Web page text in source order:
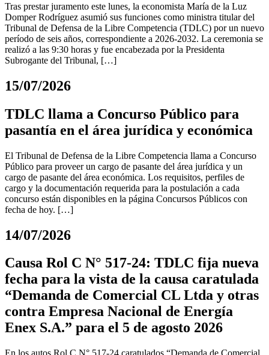
Tras prestar juramento este lunes, la economista María de la Luz
Domper Rodríguez asumió sus funciones como ministra titular del
Tribunal de Defensa de la Libre Competencia (TDLC) por un nuevo
período de seis años, correspondiente a 2026-2032. La ceremonia se
realizó a las 9:30 horas y fue encabezada por la Presidenta
Subrogante del Tribunal, […]
15/07/2026
TDLC llama a Concurso Público para
pasantía en el área jurídica y económica
El Tribunal de Defensa de la Libre Competencia llama a Concurso
Público para proveer un cargo de pasante del área jurídica y un
cargo de pasante del área económica. Los requisitos, perfiles de
cargo y la documentación requerida para la postulación a cada
concurso están disponibles en la página Concursos Públicos con
fecha de hoy. […]
14/07/2026
Causa Rol C N° 517-24: TDLC fija nueva
fecha para la vista de la causa caratulada
“Demanda de Comercial CL Ltda y otras
contra Empresa Nacional de Energía
Enex S.A.” para el 5 de agosto 2026